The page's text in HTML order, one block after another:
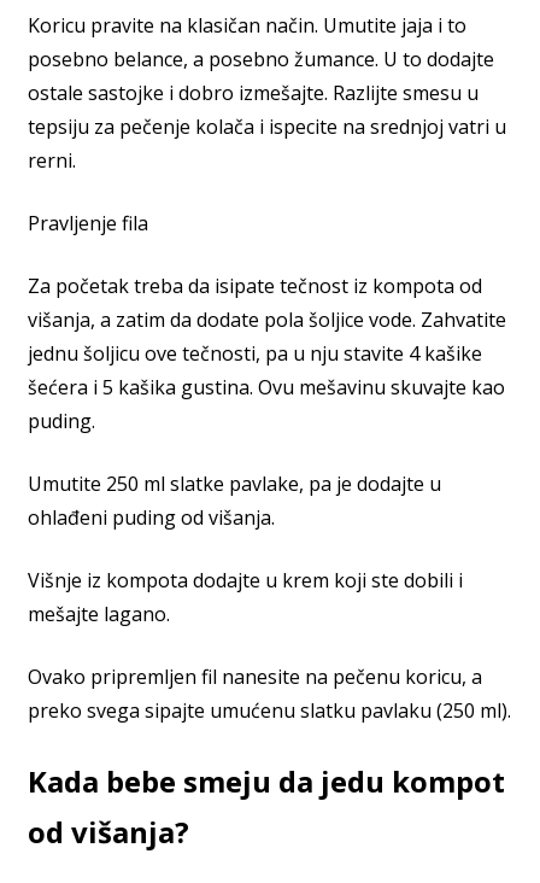
Koricu pravite na klasičan način. Umutite jaja i to
posebno belance, a posebno žumance. U to dodajte
ostale sastojke i dobro izmešajte. Razlijte smesu u
tepsiju za pečenje kolača i ispecite na srednjoj vatri u
rerni.
Pravljenje fila
Za početak treba da isipate tečnost iz kompota od
višanja, a zatim da dodate pola šoljice vode. Zahvatite
jednu šoljicu ove tečnosti, pa u nju stavite 4 kašike
šećera i 5 kašika gustina. Ovu mešavinu skuvajte kao
puding.
Umutite 250 ml slatke pavlake, pa je dodajte u
ohlađeni puding od višanja.
Višnje iz kompota dodajte u krem koji ste dobili i
mešajte lagano.
Ovako pripremljen fil nanesite na pečenu koricu, a
preko svega sipajte umućenu slatku pavlaku (250 ml).
Kada bebe smeju da jedu kompot
od višanja?